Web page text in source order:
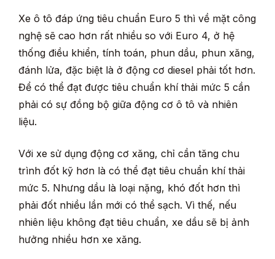
Xe ô tô đáp ứng tiêu chuẩn Euro 5 thì về mặt công
nghệ sẽ cao hơn rất nhiều so với Euro 4, ở hệ
thống điều khiển, tính toán, phun dầu, phun xăng,
đánh lửa, đặc biệt là ở động cơ diesel phải tốt hơn.
Để có thể đạt được tiêu chuẩn khí thải mức 5 cần
phải có sự đồng bộ giữa động cơ ô tô và nhiên
liệu.
Với xe sử dụng động cơ xăng, chỉ cần tăng chu
trình đốt kỹ hơn là có thể đạt tiêu chuẩn khí thải
mức 5. Nhưng dầu là loại nặng, khó đốt hơn thì
phải đốt nhiều lần mới có thể sạch. Vì thế, nếu
nhiên liệu không đạt tiêu chuẩn, xe dầu sẽ bị ảnh
hưởng nhiều hơn xe xăng.